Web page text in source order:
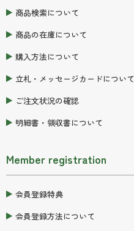
商品検索について
商品の在庫について
購入方法について
立札・メッセージカードについて
ご注文状況の確認
明細書・領収書について
Member registration
会員登録特典
会員登録方法について